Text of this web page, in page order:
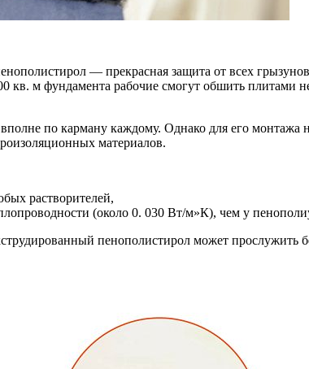
— прекрасная защита от всех
кв. м фундамента рабочие смогут обшить плитами
по карману каждому. Однако для его монтажа
материалов.
растворителей,
(около 0. 030 Вт/м»К), чем у
пенополистирол может прослужить